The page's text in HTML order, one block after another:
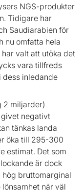
NGS-produkter
Tidigare har
Saudiarabien för
nu omfatta hela
valt att utöka det
vara tillfreds
dess inledande
2 miljarder)
negativt
tänkas landa
öka till 295-300
estimat. Det som
är dock
bruttomarginal
när väl